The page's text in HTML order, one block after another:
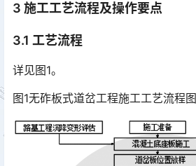
3 施工工艺流程及操作要点
3.1 工艺流程
详见图1。
图1无砟板式道岔工程施工工艺流程图